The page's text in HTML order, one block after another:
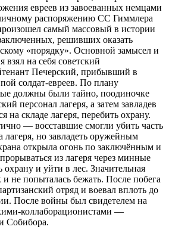
евреев из завоеванных немцами
распоряжению СС Гиммлера
самый массовый в истории
решивших оказать
«порядку». Основной замысел и
взял на себя советский
Печерский, прибывший в
солдат-евреев. По плану
должны были тайно, поодиночке
персонал лагеря, а затем завладев
складе лагеря, перебить охрану.
— восставшие смогли убить часть
лагеря, но завладеть оружейным
открыла огонь по заключённым и
из лагеря через минные
и уйти в лес. Значительная
и не попыталась бежать. После побега
отряд и воевал вплоть до
После войны был свидетелем на
коллаборационистами —
Собибора.